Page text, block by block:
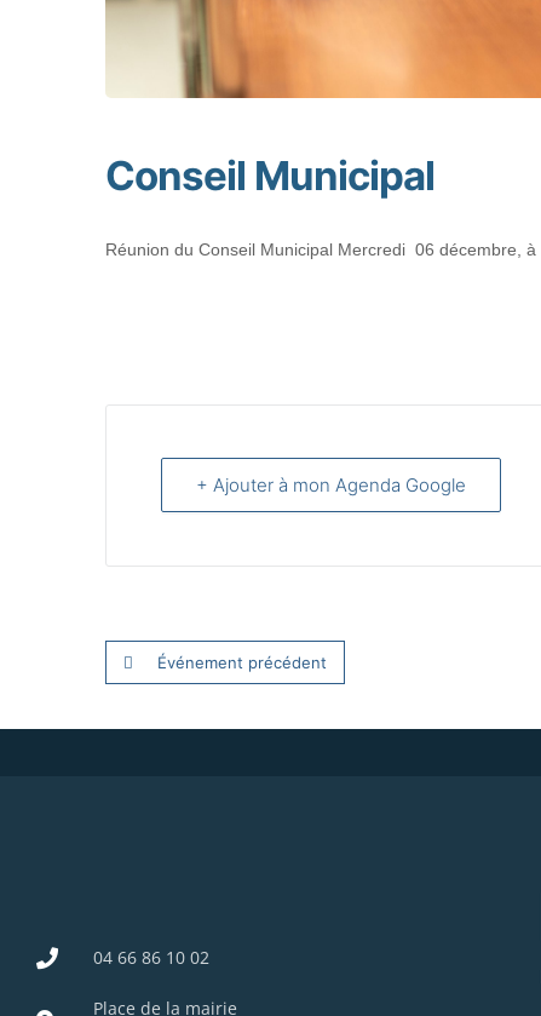
Conseil Municipal
Réunion du Conseil Municipal Mercredi 06 décembre,
+ Ajouter à mon Agenda Google
Événement précédent
04 66 86 10 02
Place de la mairie